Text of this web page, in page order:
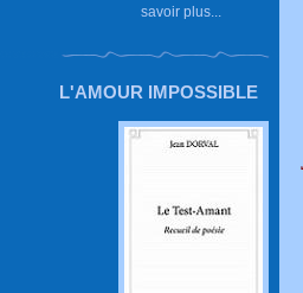
savoir plus...
L'AMOUR IMPOSSIBLE